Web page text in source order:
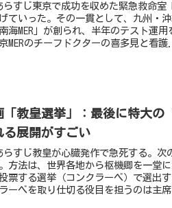
すじ東京で成功を収めた緊急救命室
ていった。その一貫として、九州・
海MER」が創られ、半年のテスト運
MERのチーフドクターの喜多見と看護
「教皇選挙」：最後に特大
る展開がすごい
すじ教皇が心臓発作で急死する。次
方法は、世界各地から枢機卿を一堂
票する選挙（コンクラーベ）で選出
ーベを取り仕切る役目を担うのは主